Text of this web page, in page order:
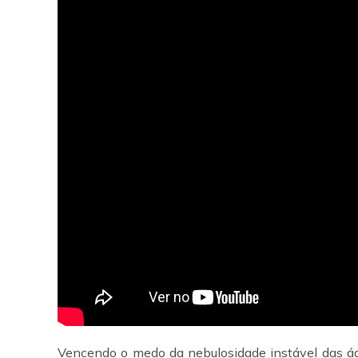
Vencendo o medo da nebulosidade instável das